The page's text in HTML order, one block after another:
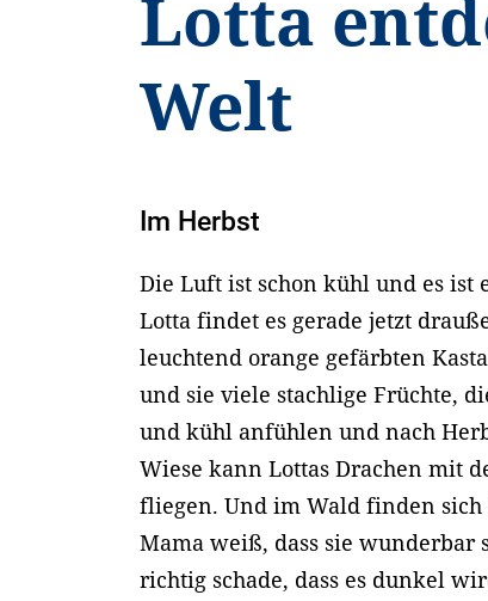
Lotta
Welt
Im Herbst
Die Luft ist schon kühl und es ist
Lotta findet es gerade jetzt
leuchtend orange gefärbten
und sie viele stachlige Früchte,
und kühl anfühlen und nach
Wiese kann Lottas Drachen mit
fliegen. Und im Wald finden sich
Mama weiß, dass sie wunderbar
richtig schade, dass es dunkel